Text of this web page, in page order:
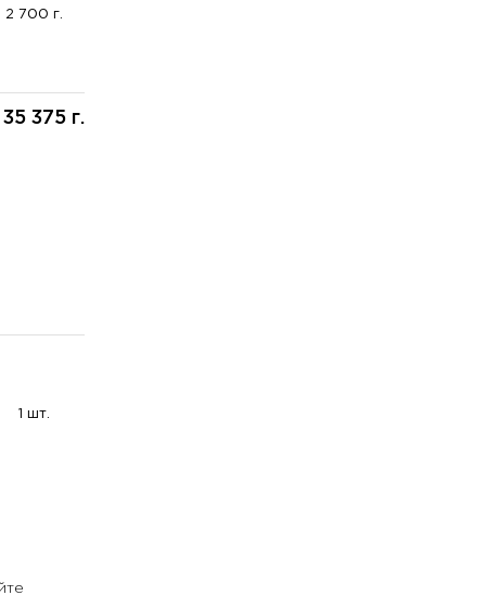
2 700 г.
35 375 г.
1 шт.